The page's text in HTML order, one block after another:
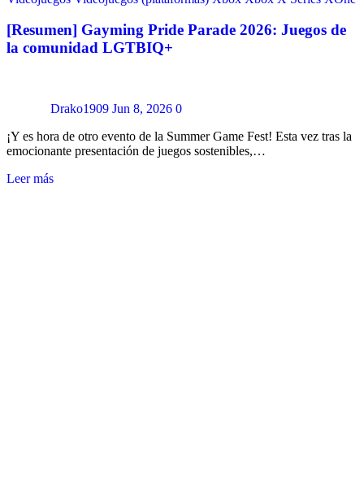
[Resumen] Gayming Pride Parade 2026: Juegos de
la comunidad LGTBIQ+
Drako1909 Jun 8, 2026 0
¡Y es hora de otro evento de la Summer Game Fest! Esta vez tras la
emocionante presentación de juegos sostenibles,…
Leer más